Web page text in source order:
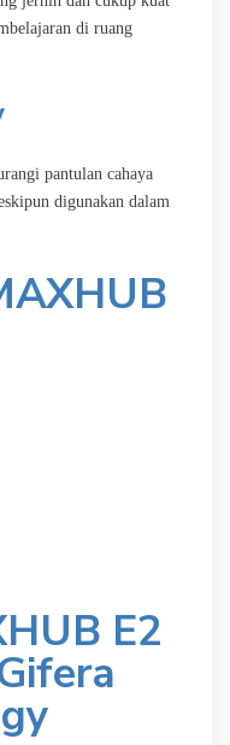
di ruang
pantulan cahaya
digunakan dalam
E2